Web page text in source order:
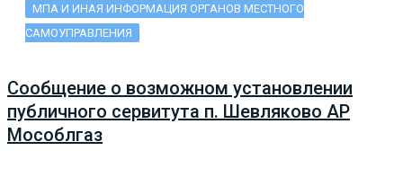
МПА И ИНАЯ ИНФОРМАЦИЯ ОРГАНОВ МЕСТНОГО
САМОУПРАВЛЕНИЯ
Сообщение о возможном установлении
публичного сервитута п. Шевляково АР
Мособлгаз